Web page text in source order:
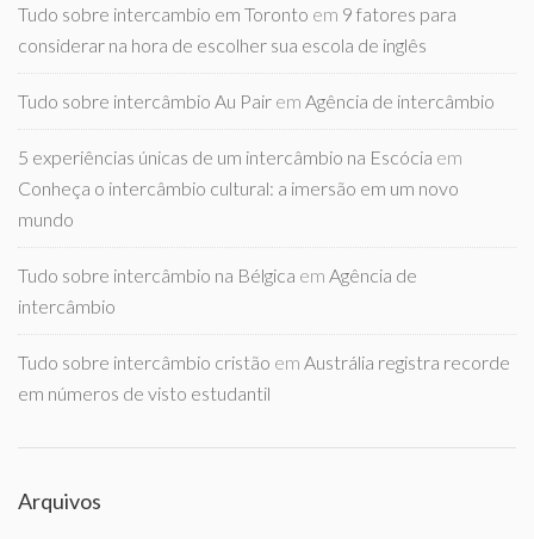
Tudo sobre intercambio em Toronto em 9 fatores para
considerar na hora de escolher sua escola de inglês
Tudo sobre intercâmbio Au Pair em Agência de intercâmbio
5 experiências únicas de um intercâmbio na Escócia em
Conheça o intercâmbio cultural: a imersão em um novo
mundo
Tudo sobre intercâmbio na Bélgica em Agência de
intercâmbio
Tudo sobre intercâmbio cristão em Austrália registra recorde
em números de visto estudantil
Arquivos